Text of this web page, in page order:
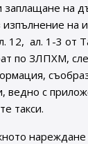
на
на
12, ал. 1-3 от
по ЗЛПХМ,
ведно с
такси.
нареждане